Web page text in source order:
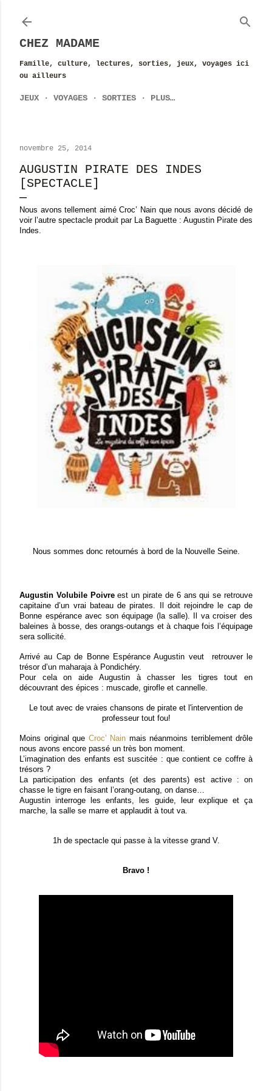
CHEZ MADAME
Famille, culture, lectures, sorties, jeux, voyages ici
ou ailleurs
JEUX VOYAGES SORTIES PLUS…
novembre 25, 2014
AUGUSTIN PIRATE DES INDES
[SPECTACLE]
Nous avons tellement aimé Croc’ Nain que nous avons décidé de
voir l’autre spectacle produit par La Baguette : Augustin Pirate des
Indes.
Nous sommes donc retournés à bord de la Nouvelle Seine.
Augustin Volubile Poivreest un pirate de 6 ans qui se retrouve
capitaine d’un vrai bateau de pirates. Il doit rejoindre le cap de
Bonne espérance avec son équipage (la salle). Il va croiser des
baleines à bosse, des orangs-outangs et à chaque fois l’équipage
sera sollicité.
Arrivé au Cap de Bonne Espérance Augustin veut retrouver le
trésor d’un maharaja à Pondichéry.
Pour cela on aide Augustin à chasser les tigres tout en
découvrant des épices : muscade, girofle et cannelle.
Le tout avec de vraies chansons de pirate et l'intervention de
professeur tout fou!
Moins original que Croc’ Nain mais néanmoins terriblement drôle
nous avons encore passé un très bon moment.
L’imagination des enfants est suscitée : que contient ce coffre à
trésors ?
La participation des enfants (et des parents) est active : on
chasse le tigre en faisant l’orang-outang, on danse…
Augustin interroge les enfants, les guide, leur explique et ça
marche, la salle se marre et applaudit à tout va.
1h de spectacle qui passe à la vitesse grand V.
Bravo !